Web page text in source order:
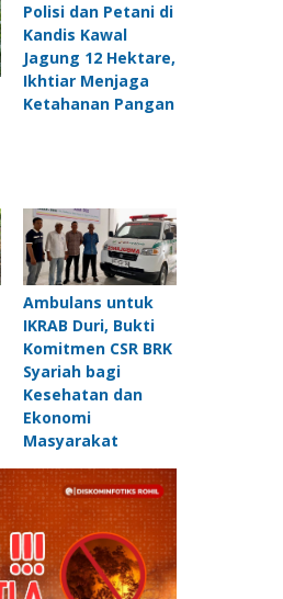
Polisi dan Petani di
Kandis Kawal
Jagung 12 Hektare,
Ikhtiar Menjaga
Ketahanan Pangan
Ambulans untuk
IKRAB Duri, Bukti
Komitmen CSR BRK
Syariah bagi
Kesehatan dan
Ekonomi
Masyarakat